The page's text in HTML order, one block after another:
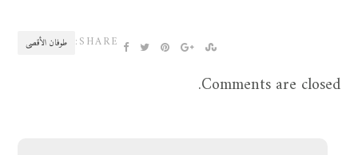
طوفان الأقصى SHARE:
Comments are closed.